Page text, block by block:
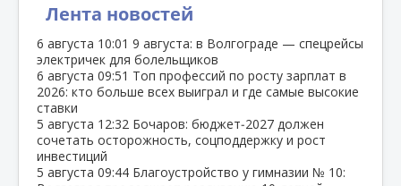
Лента новостей
6 августа 10:01 9 августа: в Волгограде — спецрейсы
электричек для болельщиков
6 августа 09:51 Топ профессий по росту зарплат в
2026: кто больше всех выиграл и где самые высокие
ставки
5 августа 12:32 Бочаров: бюджет‑2027 должен
сочетать осторожность, соцподдержку и рост
инвестиций
5 августа 09:44 Благоустройство у гимназии № 10: